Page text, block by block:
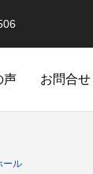
声 お問合せ
ール